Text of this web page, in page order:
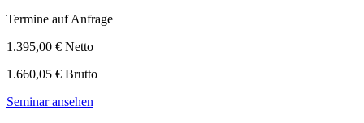
Termine auf Anfrage
1.395,00 € Netto
1.660,05 € Brutto
Seminar ansehen